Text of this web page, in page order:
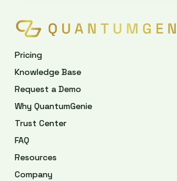
Pricing
Knowledge Base
Request a Demo
Why QuantumGenie
Trust Center
FAQ
Resources
Company